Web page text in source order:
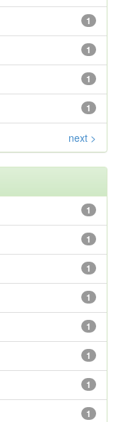
1
1
1
1
next >
1
1
1
1
1
1
1
1